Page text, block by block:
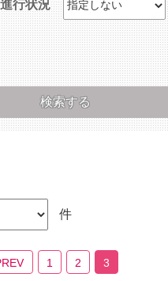
進行状況
件
1 2 3